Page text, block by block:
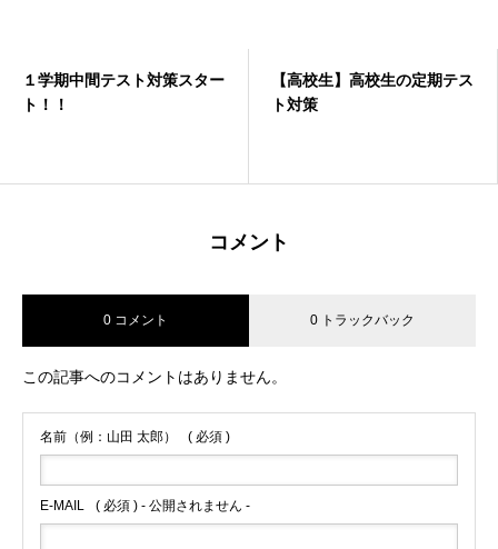
１学期中間テスト対策スター
ト！！
【高校生】高校生の定期テス
ト対策
<0531>6/1開始🌸6月キャン
ペーンのお知らせ🌸
≪0606≫🌟6月限定キャンペ
ーン実施中🌟
コメント
0 コメント 0 トラックバック
この記事へのコメントはありません。
名前（例：山田 太郎） ( 必須 )
E-MAIL ( 必須 ) - 公開されません -